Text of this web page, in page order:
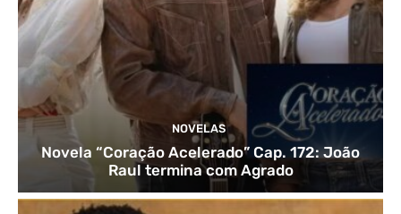
NOVELAS
Novela “Coração Acelerado” Cap. 172: João
Raul termina com Agrado